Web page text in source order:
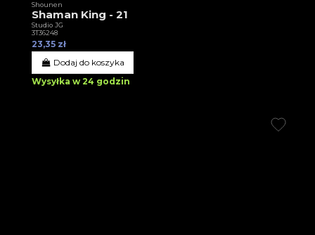
Shounen
Shaman King - 21
Studio JG
3T36248
23,35 zł
Dodaj do koszyka
Wysyłka w 24 godzin